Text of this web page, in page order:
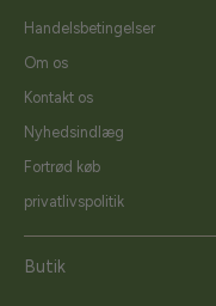
Handelsbetingelser
Om os
Kontakt os
Nyhedsindlæg
Fortrød køb
privatlivspolitik
Butik